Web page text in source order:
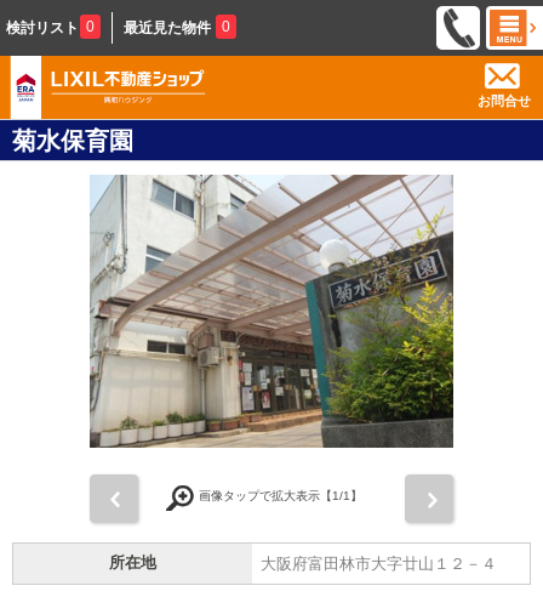
検討リスト 0 最近見た物件 0
お問合せ
菊水保育園
画像タップで拡大表示【1/1】
所在地 大阪府富田林市大字廿山１２－４